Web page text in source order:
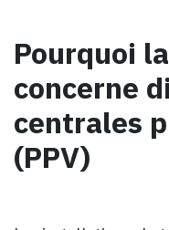
Pourquoi
concerne
centrales
(PPV)